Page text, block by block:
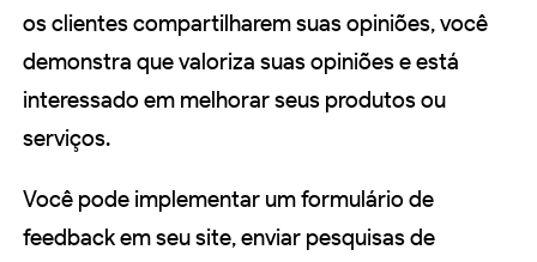
os clientes compartilharem suas opiniões, você
demonstra que valoriza suas opiniões e está
interessado em melhorar seus produtos ou
serviços.
Você pode implementar um formulário de
feedback em seu site, enviar pesquisas de